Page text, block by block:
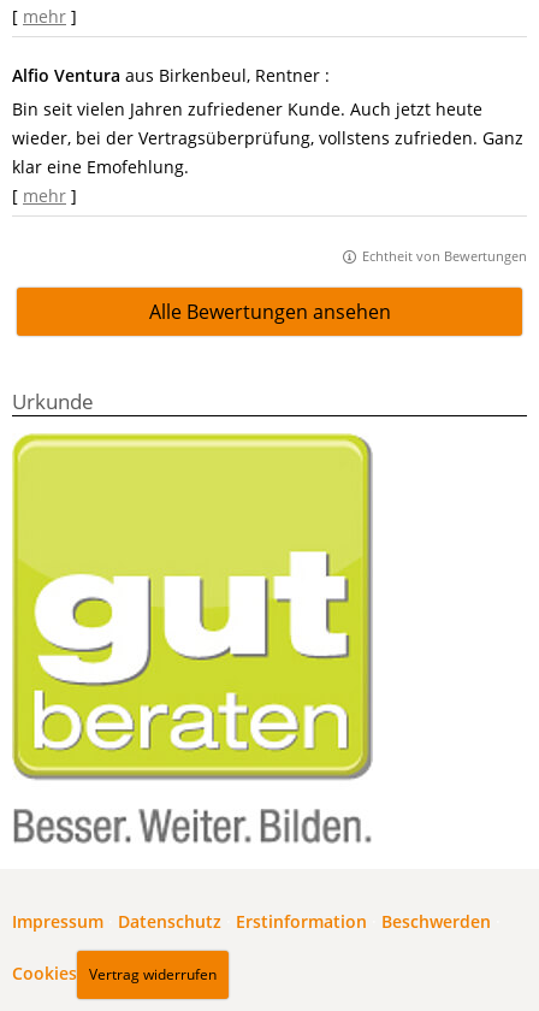
[ mehr ]
Alfio Ventura aus Birkenbeul, Rentner :
Bin seit vielen Jahren zufriedener Kunde. Auch jetzt heute
wieder, bei der Vertragsüberprüfung, vollstens zufrieden. Ganz
klar eine Emofehlung.
[ mehr ]
Echtheit von Bewertungen
Alle Bewertungen ansehen
Urkunde
Impressum Datenschutz Erstinformation Beschwerden
Cookies Vertrag widerrufen